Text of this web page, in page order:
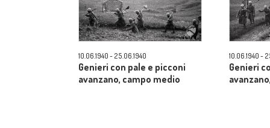
10.06.1940 - 25.06.1940
Genieri con pale e picconi
avanzano, campo medio
10.06.1940 -
Genieri